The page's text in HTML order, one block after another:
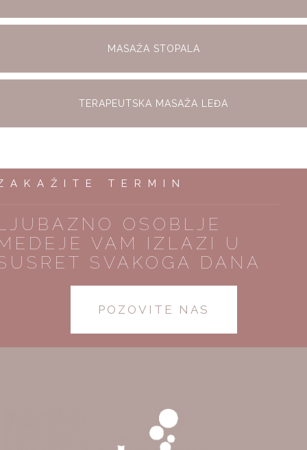
MASAŽA STOPALA
TERAPEUTSKA MASAŽA LEĐA
TERMIN
OSOBLJE
VAM IZLAZI U
SVAKOGA DANA
POZOVITE NAS